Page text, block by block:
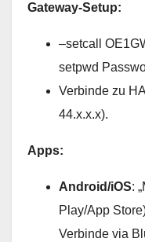
Gateway-Setup:
–setcall
setpwd
Verbinde zu
44.x.x.x).
Apps:
Android/iOS:
Play/App
Verbinde via